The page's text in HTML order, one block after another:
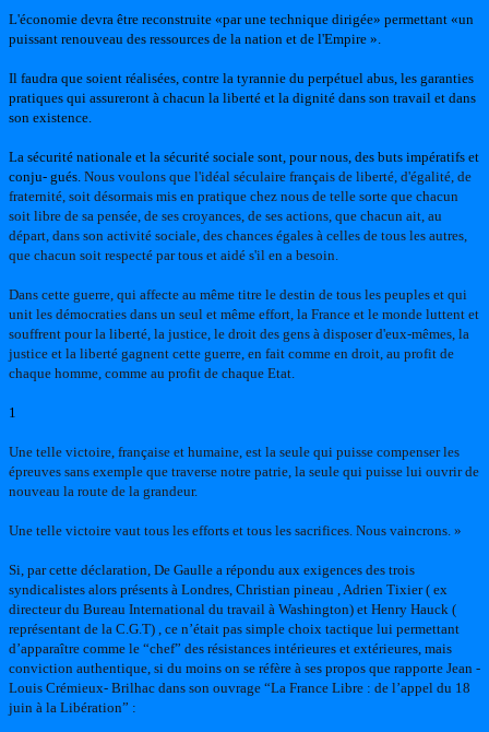
L'économie devra être reconstruite «par une technique dirigée» permettant «un
puissant renouveau des ressources de la nation et de l'Empire ».
Il faudra que soient réalisées, contre la tyrannie du perpétuel abus, les garanties
pratiques qui assureront à chacun la liberté et la dignité dans son travail et dans
son existence.
La sécurité nationale et la sécurité sociale sont, pour nous, des buts impératifs et
conju- gués. Nous voulons que l'idéal séculaire français de liberté, d'égalité, de
fraternité, soit désormais mis en pratique chez nous de telle sorte que chacun
soit libre de sa pensée, de ses croyances, de ses actions, que chacun ait, au
départ, dans son activité sociale, des chances égales à celles de tous les autres,
que chacun soit respecté par tous et aidé s'il en a besoin.
Dans cette guerre, qui affecte au même titre le destin de tous les peuples et qui
unit les démocraties dans un seul et même effort, la France et le monde luttent et
souffrent pour la liberté, la justice, le droit des gens à disposer d'eux-mêmes, la
justice et la liberté gagnent cette guerre, en fait comme en droit, au profit de
chaque homme, comme au profit de chaque Etat.
1
Une telle victoire, française et humaine, est la seule qui puisse compenser les
épreuves sans exemple que traverse notre patrie, la seule qui puisse lui ouvrir de
nouveau la route de la grandeur.
Une telle victoire vaut tous les efforts et tous les sacrifices. Nous vaincrons. »
Si, par cette déclaration, De Gaulle a répondu aux exigences des trois
syndicalistes alors présents à Londres, Christian pineau , Adrien Tixier ( ex
directeur du Bureau International du travail à Washington) et Henry Hauck (
représentant de la C.G.T) , ce n’était pas simple choix tactique lui permettant
d’apparaître comme le “chef” des résistances intérieures et extérieures, mais
conviction authentique, si du moins on se réfère à ses propos que rapporte Jean -
Louis Crémieux- Brilhac dans son ouvrage “La France Libre : de l’appel du 18
juin à la Libération” :